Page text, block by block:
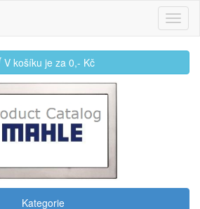
V košíku je za 0,- Kč
Kategorie